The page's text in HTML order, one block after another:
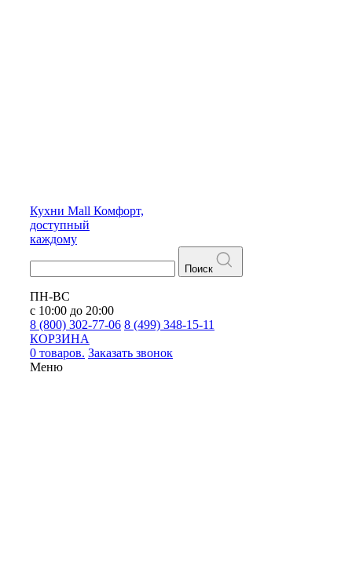
Кухни Mall Комфорт,
доступный
каждому
Поиск
ПН-ВС
с 10:00 до 20:00
8 (800) 302-77-06 8 (499) 348-15-11
КОРЗИНА
0 товаров. Заказать звонок
Меню